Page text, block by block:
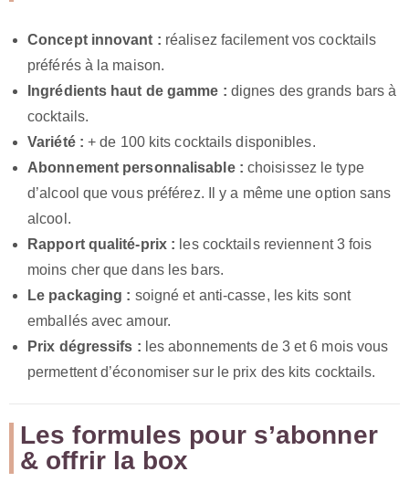
Concept innovant : réalisez facilement vos cocktails
préférés à la maison.
Ingrédients haut de gamme : dignes des grands bars à
cocktails.
Variété : + de 100 kits cocktails disponibles.
Abonnement personnalisable : choisissez le type
d’alcool que vous préférez. Il y a même une option sans
alcool.
Rapport qualité-prix : les cocktails reviennent 3 fois
moins cher que dans les bars.
Le packaging : soigné et anti-casse, les kits sont
emballés avec amour.
Prix dégressifs : les abonnements de 3 et 6 mois vous
permettent d’économiser sur le prix des kits cocktails.
Les formules pour s’abonner
& offrir la box